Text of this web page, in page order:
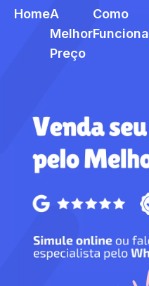
HomeA
Melhor
Preço
Como
Funciona